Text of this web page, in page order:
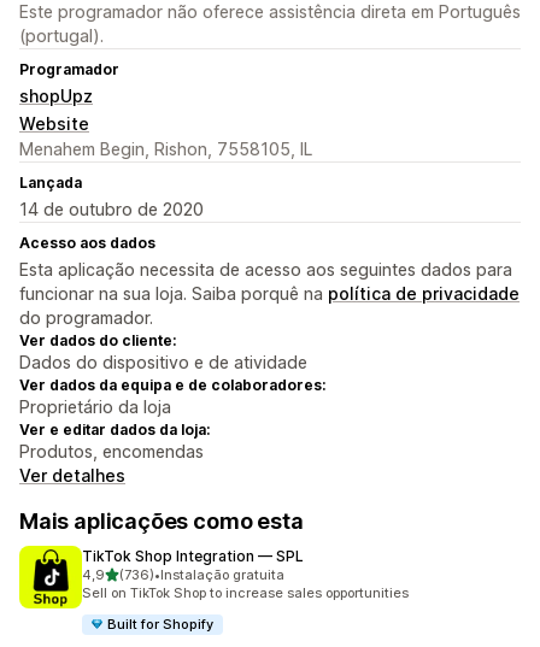
Este programador não oferece assistência direta em Português
(portugal).
Programador
shopUpz
Website
Menahem Begin, Rishon, 7558105, IL
Lançada
14 de outubro de 2020
Acesso aos dados
Esta aplicação necessita de acesso aos seguintes dados para
funcionar na sua loja. Saiba porquê na política de privacidade
do programador.
Ver dados do cliente:
Dados do dispositivo e de atividade
Ver dados da equipa e de colaboradores:
Proprietário da loja
Ver e editar dados da loja:
Produtos, encomendas
Ver detalhes
Mais aplicações como esta
TikTok Shop Integration — SPL
4,9de 5 estrelas
(736)
736 total de avaliações
•Instalação gratuita
Sell on TikTok Shop to increase sales opportunities
Built for Shopify